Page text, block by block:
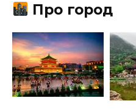
Про город